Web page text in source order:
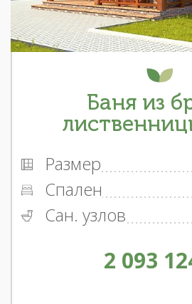
Баня из
Размер
Спален
Сан. узлов
2 093